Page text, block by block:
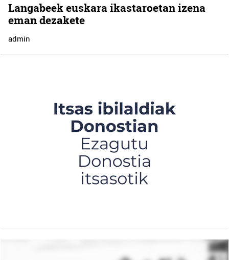
Langabeek euskara ikastaroetan izena
eman dezakete
admin